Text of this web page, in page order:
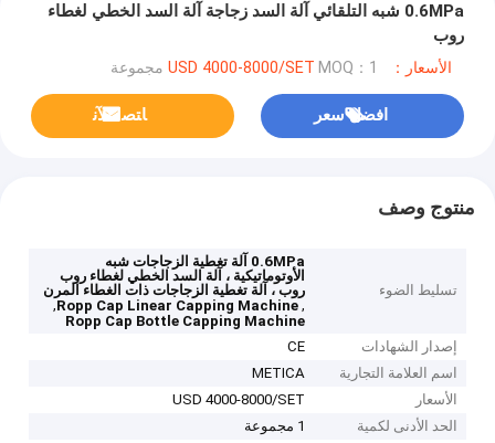
0.6MPa شبه التلقائي آلة السد زجاجة آلة السد الخطي لغطاء
روب
الأسعار：USD 4000-8000/SET MOQ：1 مجموعة
افضل سعر ﺎﺘﺼﻟ ﺍﻶﻧ
منتوج وصف
تسليط الضوء
0.6MPa آلة تغطية الزجاجات شبه
الأوتوماتيكية ، آلة السد الخطي لغطاء روب
روب ، آلة تغطية الزجاجات ذات الغطاء المرن
,
Ropp Cap Linear Capping Machine
,
Ropp Cap Bottle Capping Machine
إصدار الشهادات
CE
اسم العلامة التجارية
METICA
الأسعار
USD 4000-8000/SET
الحد الأدنى لكمية
1 مجموعة